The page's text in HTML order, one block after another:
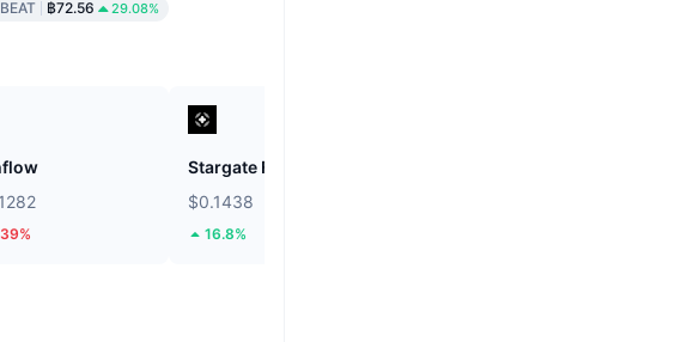
BEAT ฿72.56 29.08%
Stargate Finance
$0.1438
16.8%